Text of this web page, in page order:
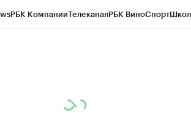
РБК КомпанииТелеканалРБК ВиноСпорт